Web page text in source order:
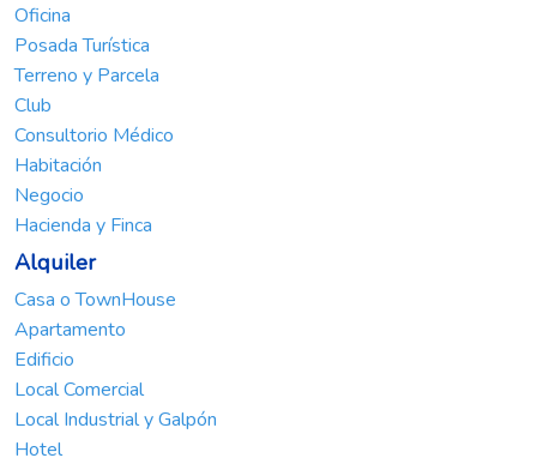
Oficina
Posada Turística
Terreno y Parcela
Club
Consultorio Médico
Habitación
Negocio
Hacienda y Finca
Alquiler
Casa o TownHouse
Apartamento
Edificio
Local Comercial
Local Industrial y Galpón
Hotel